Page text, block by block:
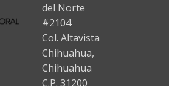
del Norte
#2104
Col. Altavista
Chihuahua,
Chihuahua
C.P. 31200